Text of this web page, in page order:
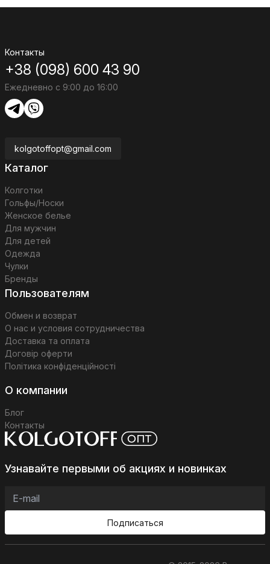
Контакты
+38 (098) 600 43 90
Ежедневно с 9:00 до 16:00
kolgotoffopt@gmail.com
Каталог
Колготки
Гольфы/Носки
Женское белье
Для мужчин
Для детей
Одежда
Чулки
Бренды
Пользователям
Обмен и возврат
О нас и условия сотрудничества
Доставка та оплата
Договір оферти
Політика конфіденційності
О компании
Блог
Контакты
Узнавайте первыми об акциях и новинках
Подписаться